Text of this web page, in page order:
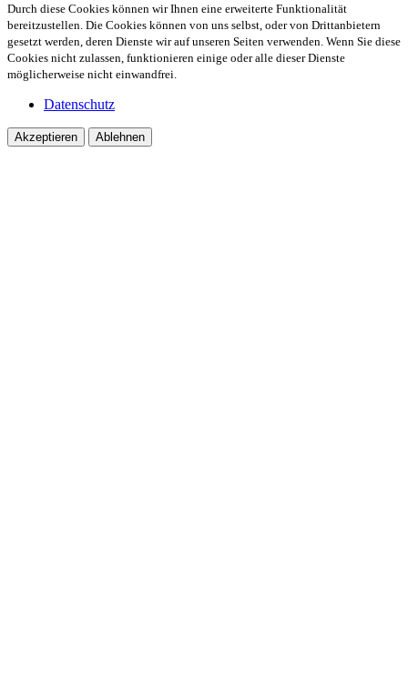
Durch diese Cookies können wir Ihnen eine erweiterte Funktionalität
bereitzustellen. Die Cookies können von uns selbst, oder von Drittanbietern
gesetzt werden, deren Dienste wir auf unseren Seiten verwenden. Wenn Sie diese
Cookies nicht zulassen, funktionieren einige oder alle dieser Dienste
möglicherweise nicht einwandfrei.
Datenschutz
Akzeptieren Ablehnen